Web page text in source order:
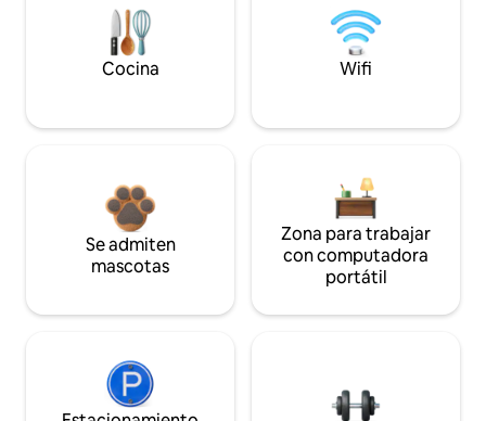
Cocina Wifi
Se admiten
mascotas
Zona para trabajar
con computadora
portátil